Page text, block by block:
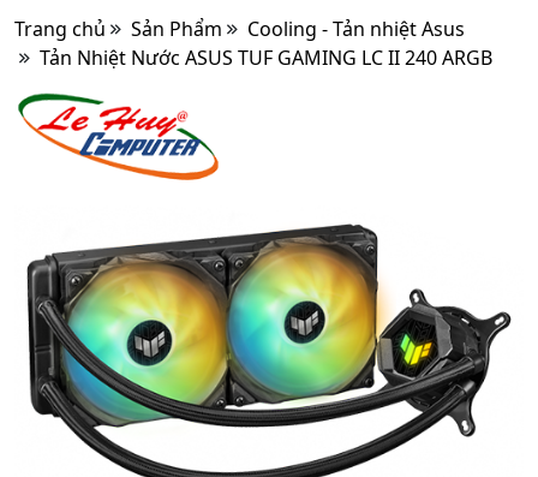
Trang chủ Sản Phẩm
Cooling - Tản nhiệt Asus
Tản Nhiệt Nước ASUS TUF GAMING LC II 240 ARGB